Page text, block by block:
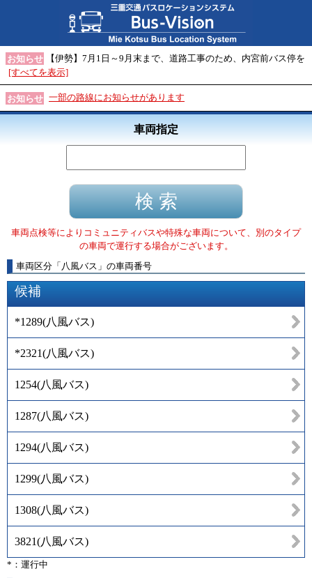
お知らせ
【伊勢】7月1日～9月末まで、道路工事のため、内宮前バス停を
[すべてを表示]
お知らせ 一部の路線にお知らせがあります
車両指定
車両点検等によりコミュニティバスや特殊な車両について、別のタイプ
の車両で運行する場合がございます。
車両区分 「 八風バス 」 の車両番号
候補
*1289(八風バス)
*2321(八風バス)
1254(八風バス)
1287(八風バス)
1294(八風バス)
1299(八風バス)
1308(八風バス)
3821(八風バス)
*：運行中